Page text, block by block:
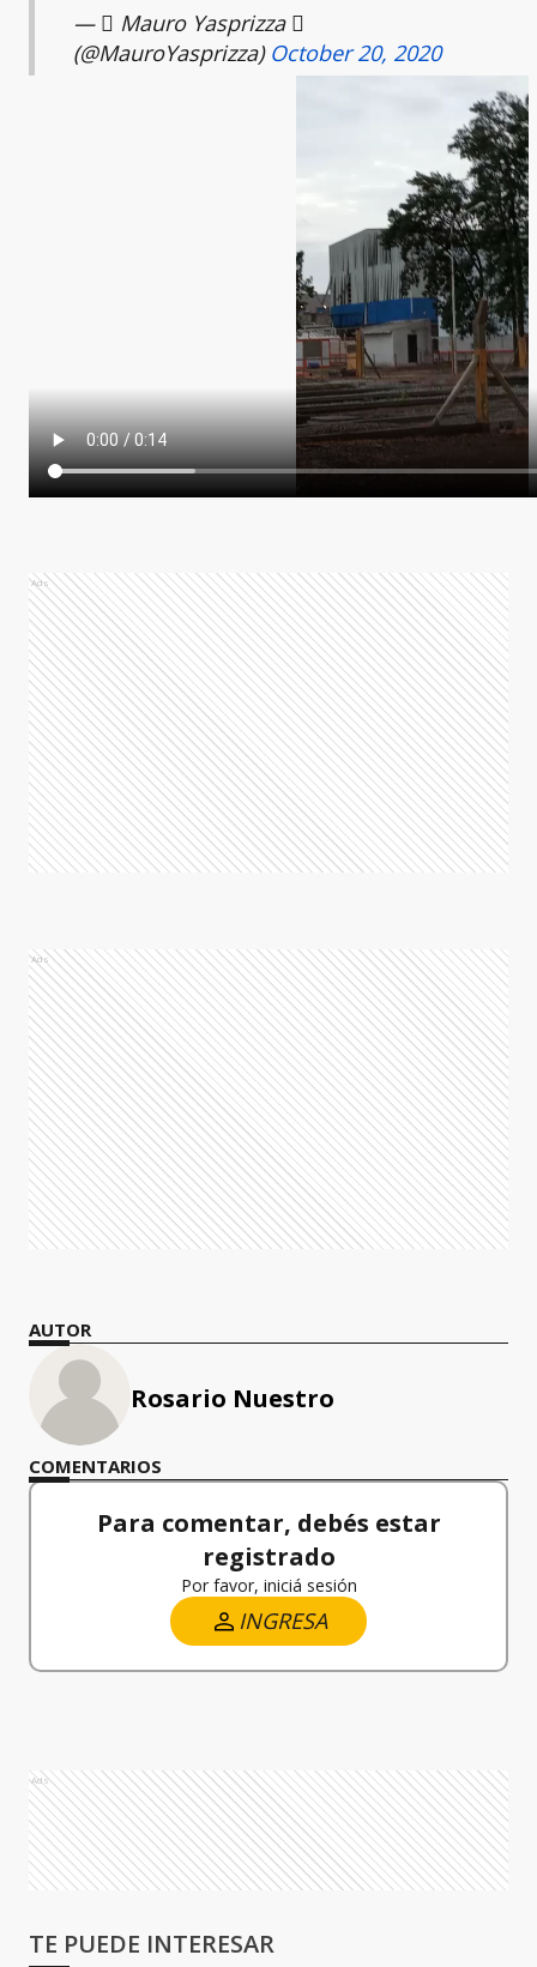
—  Mauro Yasprizza 
(@MauroYasprizza) October 20, 2020
Ads
Ads
AUTOR
Rosario Nuestro
COMENTARIOS
Para comentar, debés estar
registrado
Por favor, iniciá sesión
INGRESA
Ads
TE PUEDE INTERESAR